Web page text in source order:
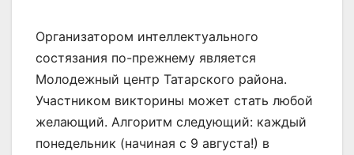
Организатором интеллектуального
состязания по-прежнему является
Молодежный центр Татарского района.
Участником викторины может стать любой
желающий. Алгоритм следующий: каждый
понедельник (начиная с 9 августа!) в